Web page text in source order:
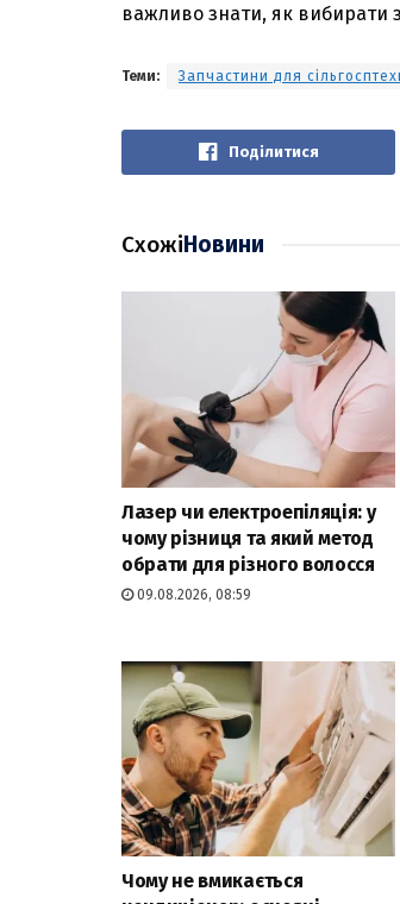
важливо знати, як вибирати
Теми: Запчастини для
Поділитися
СхожіНовини
Лазер чи електроепіляція: у
чому різниця та який метод
обрати для різного волосся
09.08.2026, 08:59
Чому не вмикається